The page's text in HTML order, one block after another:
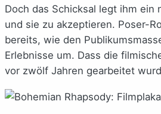
Doch das Schicksal legt ihm
und sie zu akzeptieren. Poser-
bereits, wie den
Erlebnisse um. Dass die
vor zwölf Jahren gearbeitet